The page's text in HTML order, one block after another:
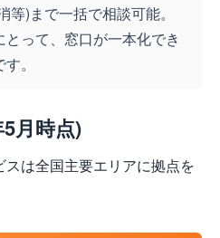
)まで一括で相談可能。
って、窓口が一本化でき
。
月時点)
スは全国主要エリアに拠点を